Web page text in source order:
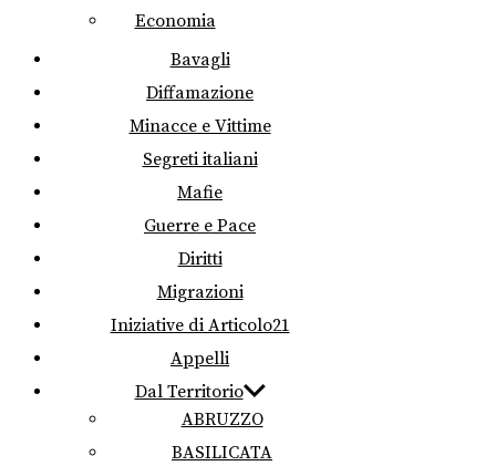
Economia
Bavagli
Diffamazione
Minacce e Vittime
Segreti italiani
Mafie
Guerre e Pace
Diritti
Migrazioni
Iniziative di Articolo21
Appelli
Dal Territorio
ABRUZZO
BASILICATA